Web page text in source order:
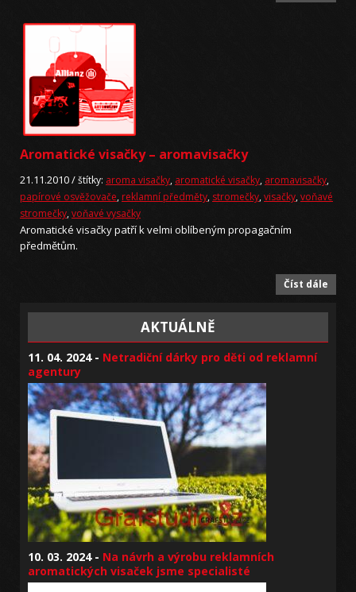
Aromatické visačky – aromavisačky
21.11.2010 /štítky: aroma visačky, aromatické visačky, aromavisačky,
papírové osvěžovače, reklamní předměty, stromečky,visačky,voňavé
stromečky,voňavé vysačky
Aromatické visačky patří k velmi oblíbeným propagačním
předmětům.
Číst dále
AKTUÁLNĚ
11. 04. 2024 - Netradiční dárky pro děti od reklamní
agentury
10. 03. 2024 - Na návrh a výrobu reklamních
aromatických visaček jsme specialisté